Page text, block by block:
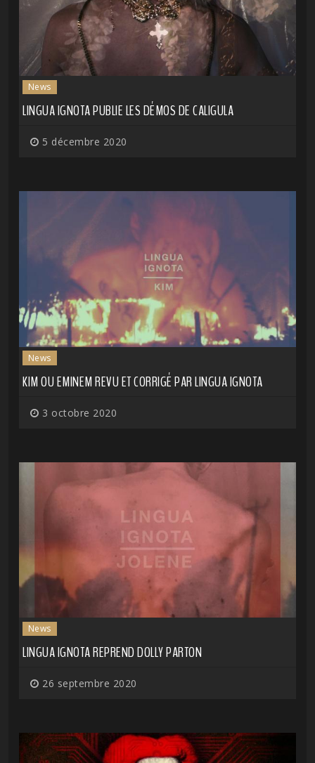
News
LINGUA IGNOTA PUBLIE LES DÉMOS DE CALIGULA
5 décembre 2020
News
KIM OU EMINEM REVU ET CORRIGÉ PAR LINGUA IGNOTA
3 octobre 2020
News
LINGUA IGNOTA REPREND DOLLY PARTON
26 septembre 2020